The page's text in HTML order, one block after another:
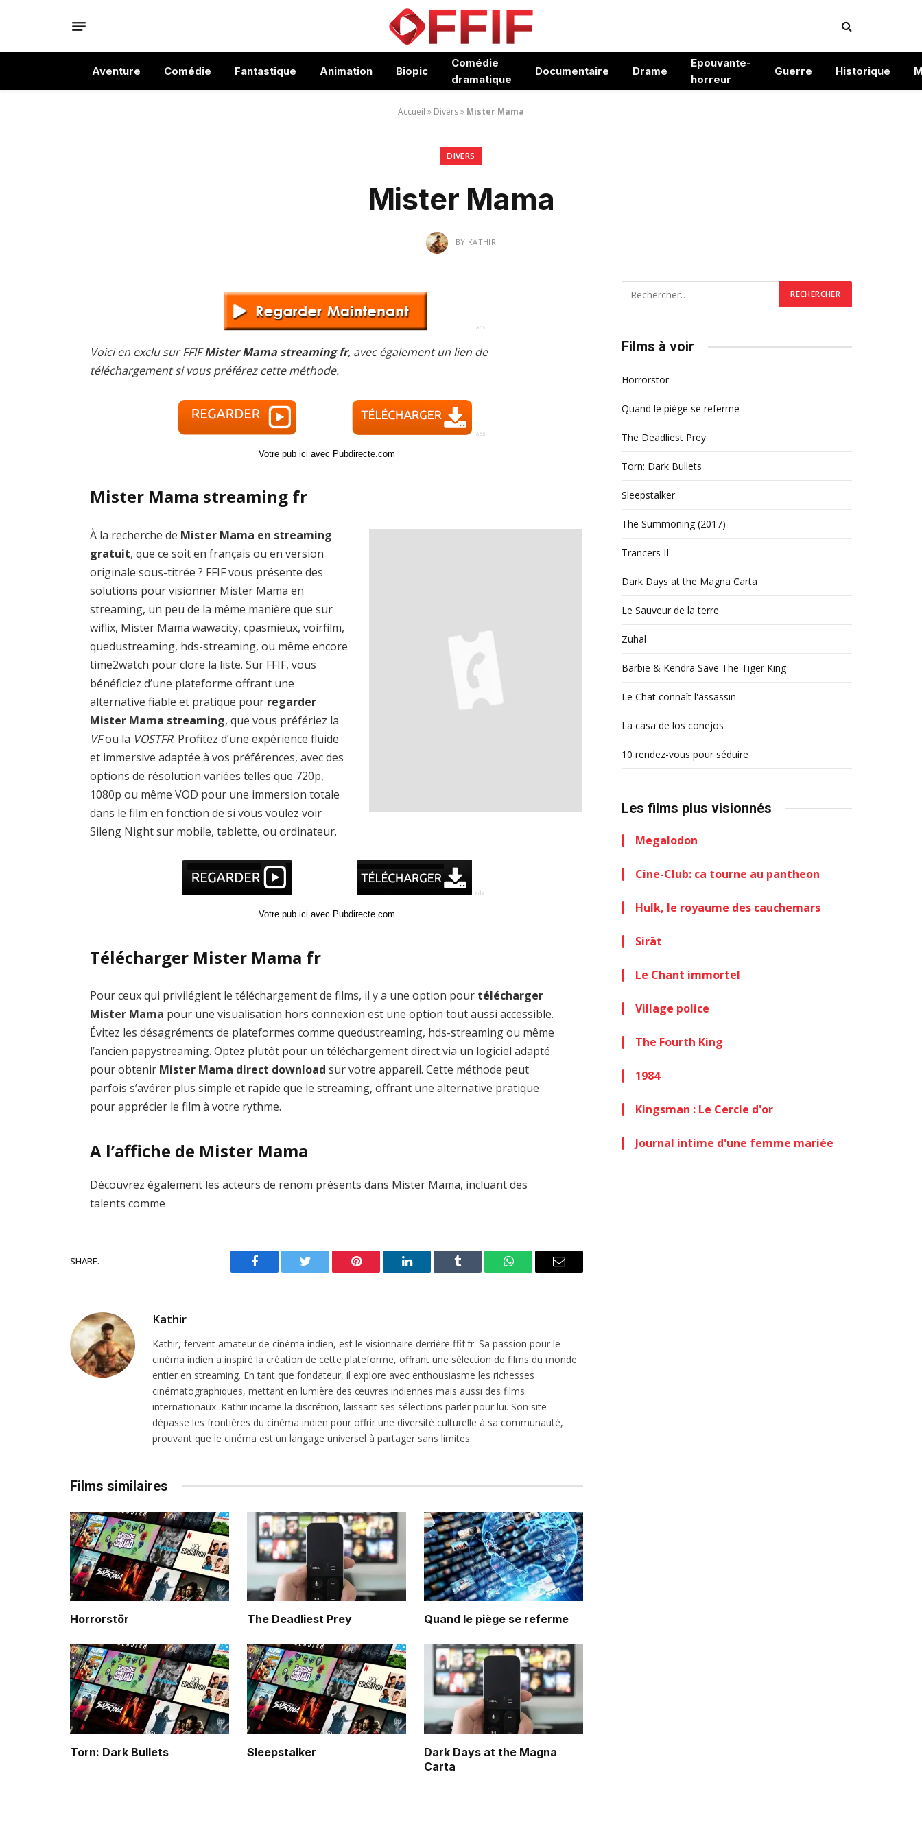
Aventure Comédie Fantastique Animation Biopic
Comédie
dramatique
Documentaire Drame
Epouvante-
horreur
Guerre Historique
Accueil » Divers» Mister Mama
DIVERS
Mister Mama
BY KATHIR
Voici en exclu sur FFIFMister Mama streaming fr, avec également un lien de
téléchargement si vous préférez cette méthode.
Votre pub ici avec Pubdirecte.com
Mister Mama streaming fr
À la recherche de Mister Mama en streaming
gratuit, que ce soit en français ou en version
originale sous-titrée ? FFIF vous présente des
solutions pour visionner Mister Mama en
streaming, un peu de la même manière que sur
wiflix, Mister Mama wawacity, cpasmieux, voirfilm,
quedustreaming, hds-streaming, ou même encore
time2watch pour clore la liste. Sur FFIF, vous
bénéficiez d’une plateforme offrant une
alternative fiable et pratique pour regarder
Mister Mama streaming, que vous préfériez la
VFou la VOSTFR. Profitez d’une expérience fluide
et immersive adaptée à vos préférences, avec des
options de résolution variées telles que 720p,
1080p ou même VOD pour une immersion totale
dans le film en fonction de si vous voulez voir
Sileng Night sur mobile, tablette, ou ordinateur.
Votre pub ici avec Pubdirecte.com
Télécharger Mister Mama fr
Pour ceux qui privilégient le téléchargement de films, il y a une option pour télécharger
Mister Mama pour une visualisation hors connexion est une option tout aussi accessible.
Évitez les désagréments de plateformes comme quedustreaming, hds-streaming ou même
l’ancien papystreaming. Optez plutôt pour un téléchargement direct via un logiciel adapté
pour obtenir Mister Mama direct download sur votre appareil. Cette méthode peut
parfois s’avérer plus simple et rapide que le streaming, offrant une alternative pratique
pour apprécier le film à votre rythme.
A l’affiche de Mister Mama
Découvrez également les acteurs de renom présents dans Mister Mama, incluant des
talents comme
SHARE.
Facebook Twitter Pinterest LinkedIn Tumblr WhatsAppEmail
Kathir
Kathir, fervent amateur de cinéma indien, est le visionnaire derrière ffif.fr. Sa passion pour le
cinéma indien a inspiré la création de cette plateforme, offrant une sélection de films du monde
entier en streaming. En tant que fondateur, il explore avec enthousiasme les richesses
cinématographiques, mettant en lumière des œuvres indiennes mais aussi des films
internationaux. Kathir incarne la discrétion, laissant ses sélections parler pour lui. Son site
dépasse les frontières du cinéma indien pour offrir une diversité culturelle à sa communauté,
prouvant que le cinéma est un langage universel à partager sans limites.
Films similaires
Horrorstör The Deadliest Prey Quand le piège se referme
Torn: Dark Bullets Sleepstalker
Dark Days at the Magna
Carta
Films à voir
Horrorstör
Quand le piège se referme
The Deadliest Prey
Torn: Dark Bullets
Sleepstalker
The Summoning (2017)
Trancers II
Dark Days at the Magna Carta
Le Sauveur de la terre
Zuhal
Barbie & Kendra Save The Tiger King
Le Chat connaît l'assassin
La casa de los conejos
10 rendez-vous pour séduire
Les films plus visionnés
Megalodon
Cine-Club: ca tourne au pantheon
Hulk, le royaume des cauchemars
Sirāt
Le Chant immortel
Village police
The Fourth King
1984
Kingsman : Le Cercle d'or
Journal intime d'une femme mariée